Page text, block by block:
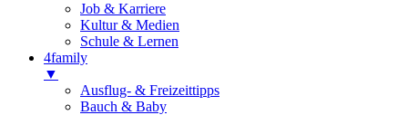
Job & Karriere
Kultur & Medien
Schule & Lernen
4family
▼
Ausflug- & Freizeittipps
Bauch & Baby